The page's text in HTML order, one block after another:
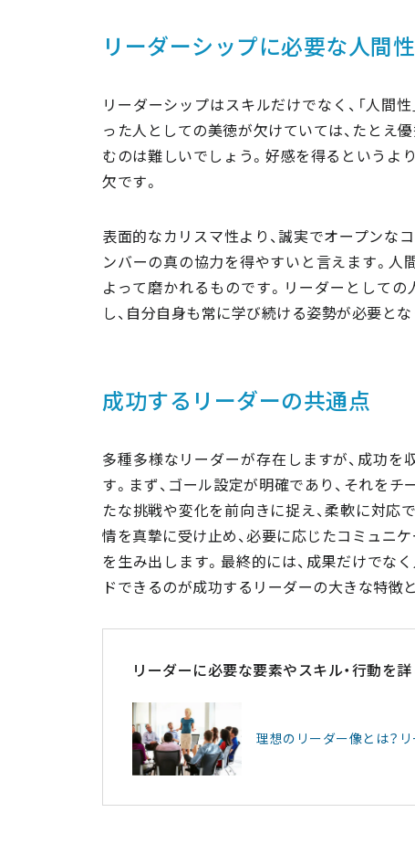
リーダーシップに必要な人間性
リーダーシップはスキルだけでなく、「人間
った人としての美徳が欠けていては、たとえ
むのは難しいでしょう。好感を得るというよ
欠です。
表面的なカリスマ性より、誠実でオープンな
ンバーの真の協力を得やすいと言えます。人
よって磨かれるものです。リーダーとして
し、自分自身も常に学び続ける姿勢が必要とな
成功するリーダーの共通点
多種多様なリーダーが存在しますが、成功
す。まず、ゴール設定が明確であり、それを
たな挑戦や変化を前向きに捉え、柔軟に対応
情を真摯に受け止め、必要に応じたコミュニ
を生み出します。最終的には、成果だけでな
ドできるのが成功するリーダーの大きな特徴
リーダーに必要な要素やスキル・行動を
理想のリーダー像とは？